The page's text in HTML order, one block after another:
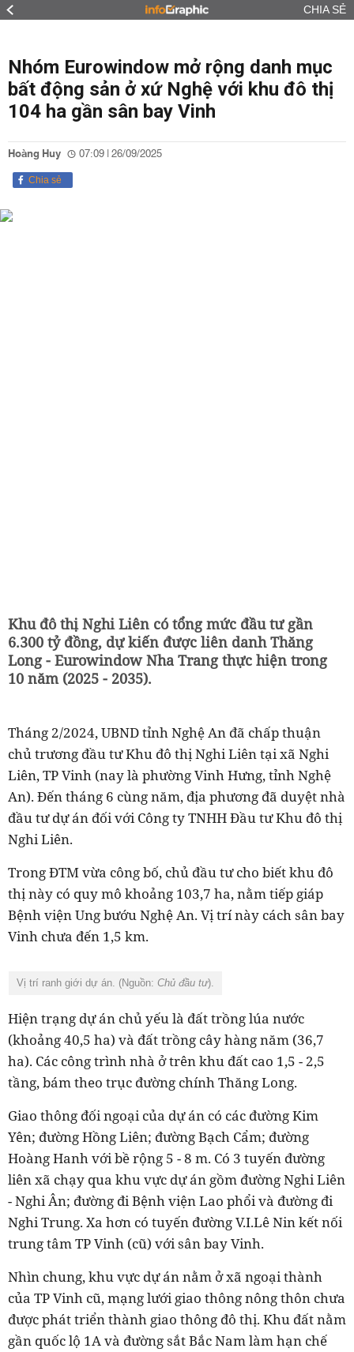
CHIA SẺ
Nhóm Eurowindow mở rộng danh mục
bất động sản ở xứ Nghệ với khu đô thị
104 ha gần sân bay Vinh
Hoàng Huy 07:09 | 26/09/2025
Chia sẻ
Khu đô thị Nghi Liên có tổng mức đầu tư gần
6.300 tỷ đồng, dự kiến được liên danh Thăng
Long - Eurowindow Nha Trang thực hiện trong
10 năm (2025 - 2035).
Tháng 2/2024, UBND tỉnh Nghệ An đã chấp thuận
chủ trương đầu tư Khu đô thị Nghi Liên tại xã Nghi
Liên, TP Vinh (nay là phường Vinh Hưng, tỉnh Nghệ
An). Đến tháng 6 cùng năm, địa phương đã duyệt nhà
đầu tư dự án đối với Công ty TNHH Đầu tư Khu đô thị
Nghi Liên.
Trong ĐTM vừa công bố, chủ đầu tư cho biết khu đô
thị này có quy mô khoảng 103,7 ha, nằm tiếp giáp
Bệnh viện Ung bướu Nghệ An. Vị trí này cách sân bay
Vinh chưa đến 1,5 km.
Vị trí ranh giới dự án. (Nguồn: Chủ đầu tư).
Hiện trạng dự án chủ yếu là đất trồng lúa nước
(khoảng 40,5 ha) và đất trồng cây hàng năm (36,7
ha). Các công trình nhà ở trên khu đất cao 1,5 - 2,5
tầng, bám theo trục đường chính Thăng Long.
Giao thông đối ngoại của dự án có các đường Kim
Yên; đường Hồng Liên; đường Bạch Cẩm; đường
Hoàng Hanh với bề rộng 5 - 8 m. Có 3 tuyến đường
liên xã chạy qua khu vực dự án gồm đường Nghi Liên
- Nghi Ân; đường đi Bệnh viện Lao phổi và đường đi
Nghi Trung. Xa hơn có tuyến đường V.I.Lê Nin kết nối
trung tâm TP Vinh (cũ) với sân bay Vinh.
Nhìn chung, khu vực dự án nằm ở xã ngoại thành
của TP Vinh cũ, mạng lưới giao thông nông thôn chưa
được phát triển thành giao thông đô thị. Khu đất nằm
gần quốc lộ 1A và đường sắt Bắc Nam làm hạn chế